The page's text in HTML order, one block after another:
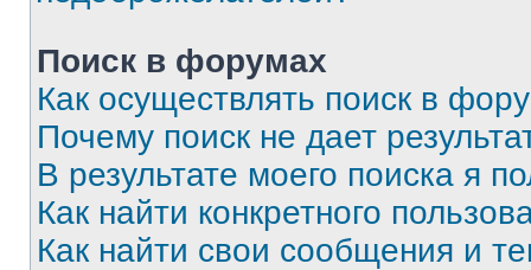
Поиск в форумах
Как осуществлять поиск в
Почему поиск не дает
В результате моего поиска я
Как найти конкретного
Как найти свои сообщения и